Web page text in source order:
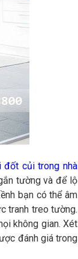
đốt củi trong nhà
tường và để lộ
bạn có thể âm
tranh treo tường.
không gian. Xét
đánh giá trong